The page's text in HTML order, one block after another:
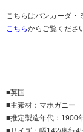
こちらはパンカーダ・
こちらからご覧くださ
■英国
■主素材：マホガニー
■推定製造年代：1900